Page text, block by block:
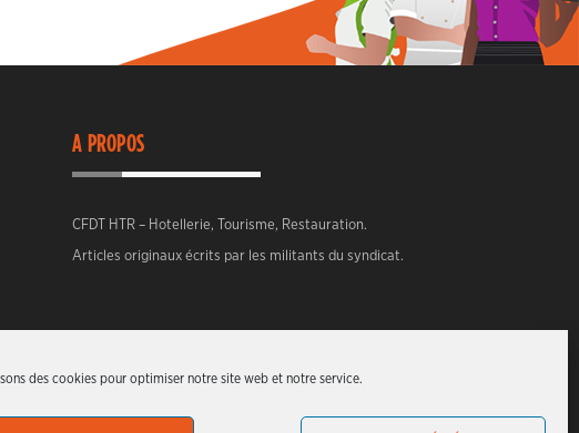
des cookies pour optimiser notre site web et notre service.
A PROPOS
CFDT HTR – Hotellerie, Tourisme, Restauration.
Articles originaux écrits par les militants du syndicat.